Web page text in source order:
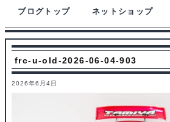
ブログトップ ネットショップ
frc-u-old-2026-06-04-903
2026年6月4日